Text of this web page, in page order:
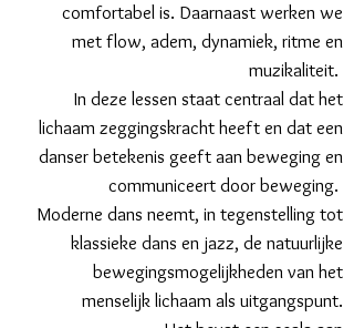
comfortabel is. Daarnaast werken we
met flow, adem, dynamiek, ritme en
muzikaliteit.
In deze lessen staat centraal dat het
lichaam zeggingskracht heeft en dat een
danser betekenis geeft aan beweging en
communiceert door beweging.
Moderne dans neemt, in tegenstelling tot
klassieke dans en jazz, de natuurlijke
bewegingsmogelijkheden van het
menselijk lichaam als uitgangspunt.